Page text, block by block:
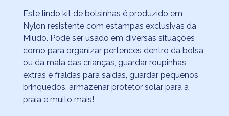
Este lindo kit de bolsinhas é produzido em
Nylon resistente com estampas exclusivas da
Miüdo. Pode ser usado em diversas situações
como para organizar pertences dentro da bolsa
ou da mala das crianças, guardar roupinhas
extras e fraldas para saídas, guardar pequenos
brinquedos, armazenar protetor solar para a
praia e muito mais!